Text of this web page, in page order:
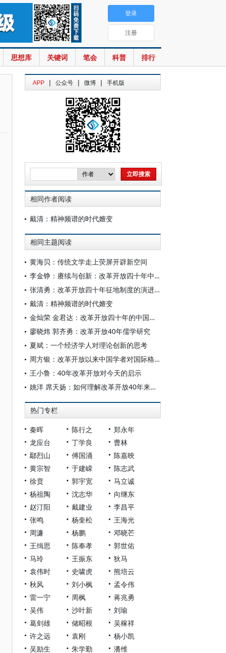
思想库 关键词 笔会 科普 排行
登录
注册
APP | 公众号 | 微博 | 手机版
相同作者阅读
戴清：精神频谱的时代嬗变
相同主题阅读
黄海贝：传统文学走上荧屏开辟新空间
李金铮：赓续与创新：改革开放四十年中国近代史研究的四个推动力
张清勇：改革开放四十年征地制度的演进与展望
戴清：精神频谱的时代嬗变
金灿荣 金君达：改革开放四十年的中国外交
廖晓炜 郭齐勇：改革开放40年儒学研究
夏斌：一个经济学人对理论创新的思考
周方银：改革开放以来中国学者对国际格局的认识与争鸣
王小鲁：40年改革开放对今天的启示
姚洋 席天扬：如何理解改革开放40年来经济增长的奇迹
热门专栏
秦晖 陈行之
郑永年
龙应台
丁学良
曹林
鄢烈山
傅国涌
陈嘉映
黄宗智
于建嵘
陈志武
徐贲
郭宇宽
马立诚
杨祖陶
沈志华
向继东
赵汀阳
戴建业
李昌平
张鸣
杨奎松
王海光
周濂
杨鹏
邓晓芒
王缉思
陈奉孝
郭世佑
马玲
王振东
狄马
袁伟时
史啸虎
熊培云
秋风
刘小枫
孟令伟
雷一宁
周枫
蒋兆勇
吴伟
沙叶新
刘瑜
葛剑雄
储昭根
吴稼祥
许之远
袁刚
杨小凯
吴励生
朱学勤
潘维